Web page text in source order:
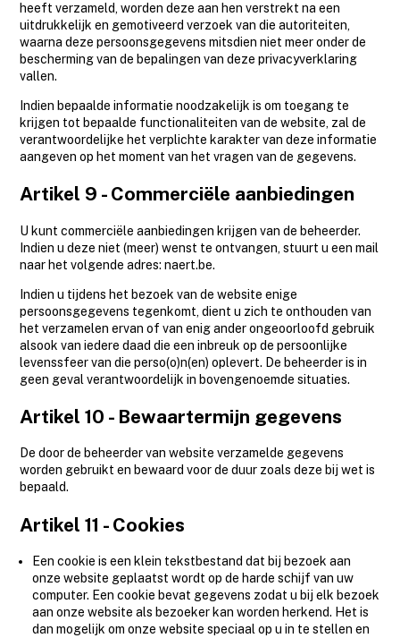
heeft verzameld, worden deze aan hen verstrekt na een
uitdrukkelijk en gemotiveerd verzoek van die autoriteiten,
waarna deze persoonsgegevens mitsdien niet meer onder de
bescherming van de bepalingen van deze privacyverklaring
vallen.
Indien bepaalde informatie noodzakelijk is om toegang te
krijgen tot bepaalde functionaliteiten van de website, zal de
verantwoordelijke het verplichte karakter van deze informatie
aangeven op het moment van het vragen van de gegevens.
Artikel 9 - Commerciële aanbiedingen
U kunt commerciële aanbiedingen krijgen van de beheerder.
Indien u deze niet (meer) wenst te ontvangen, stuurt u een mail
naar het volgende adres: naert.be.
Indien u tijdens het bezoek van de website enige
persoonsgegevens tegenkomt, dient u zich te onthouden van
het verzamelen ervan of van enig ander ongeoorloofd gebruik
alsook van iedere daad die een inbreuk op de persoonlijke
levenssfeer van die perso(o)n(en) oplevert. De beheerder is in
geen geval verantwoordelijk in bovengenoemde situaties.
Artikel 10 - Bewaartermijn gegevens
De door de beheerder van website verzamelde gegevens
worden gebruikt en bewaard voor de duur zoals deze bij wet is
bepaald.
Artikel 11 - Cookies
Een cookie is een klein tekstbestand dat bij bezoek aan
onze website geplaatst wordt op de harde schijf van uw
computer. Een cookie bevat gegevens zodat u bij elk bezoek
aan onze website als bezoeker kan worden herkend. Het is
dan mogelijk om onze website speciaal op u in te stellen en